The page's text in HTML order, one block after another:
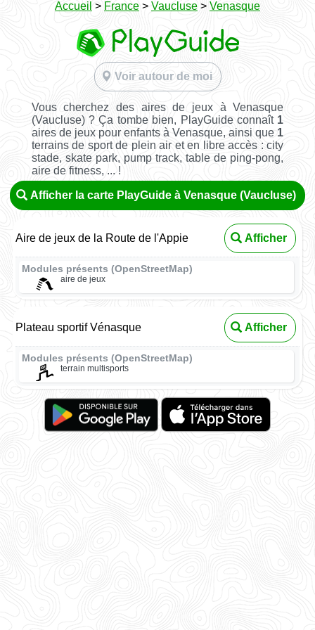
Accueil > France > Vaucluse > Venasque
Voir autour de moi
Vous cherchez des aires de jeux à Venasque
(Vaucluse) ? Ça tombe bien, PlayGuide connaît 1
aires de jeux pour enfants à Venasque, ainsi que 1
terrains de sport de plein air et en libre accès : city
stade, skate park, pump track, table de ping-pong,
aire de fitness, ... !
Afficher la carte PlayGuide à Venasque (Vaucluse)
Aire de jeux de la Route de l'Appie Afficher
Modules présents (OpenStreetMap)
aire de jeux
Plateau sportif Vénasque Afficher
Modules présents (OpenStreetMap)
terrain multisports